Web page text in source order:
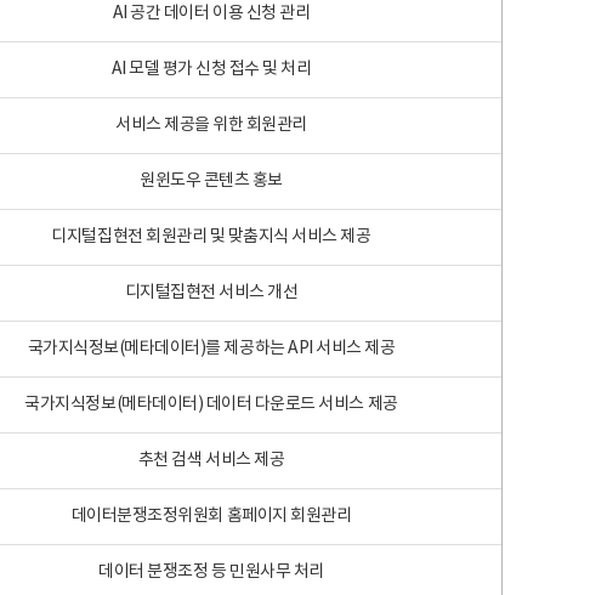
AI 공간 데이터 이용 신청 관리
AI 모델 평가 신청 접수 및 처리
서비스 제공을 위한 회원관리
원윈도우 콘텐츠 홍보
디지털집현전 회원관리 및 맞춤지식 서비스 제공
디지털집현전 서비스 개선
국가지식정보(메타데이터)를 제공하는 API 서비스 제공
국가지식정보(메타데이터) 데이터 다운로드 서비스 제공
추천 검색 서비스 제공
데이터분쟁조정위원회 홈페이지 회원관리
데이터 분쟁조정 등 민원사무 처리